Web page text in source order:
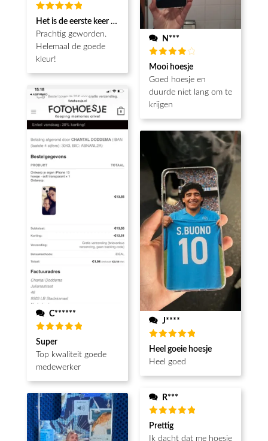
Waardering
5uit 5
Het is de eerste keer dat ik een fotohoesje en het is prachtig!!
Prachtig geworden.
Helemaal de goede
kleur!
C******
Waardering
5 uit 5
Super
Top kwaliteit goede
medewerker
N***
Waardering
4 uit 5
Mooi hoesje
Goed hoesje en
duurde niet lang om te
krijgen
J****
Waardering
5uit 5
Heel goeie hoesje
Heel goed
R***
Waardering
5 uit 5
Prettig
Ik dacht dat me hoesje